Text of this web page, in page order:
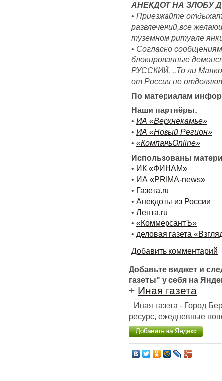
АНЕКДОТ НА ЗЛОБУ
• Приезжайте
развлечений,все
туземном ритуале
• Согласно
блокированные
РУССКИЙ. ..То ли
от России не
По материалам
Наши партнёры:
• ИА «Верхнекамье»
• ИА «Новый Регион»
• «КомпаньОnline»
Использованы
• ИК «ФИНАМ»
• ИА «PRIMA-news»
• Газета.ru
• Анекдоты из России
• Лента.ru
• «КоммерсантЪ»
• деловая газета
Добавить комментарий
Добавьте виджет и
газеты" у себя на
+ Иная газета
Иная газета - Город
ресурс, ежедневные